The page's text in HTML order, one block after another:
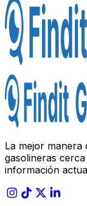
La mejor
gasolineras
información